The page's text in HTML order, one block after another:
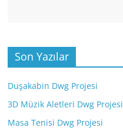
Son Yazılar
Duşakabin Dwg Projesi
3D Müzik Aletleri Dwg Projesi
Masa Tenisi Dwg Projesi